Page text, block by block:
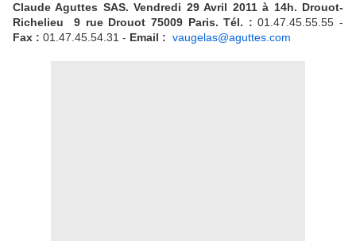
Claude Aguttes SAS. Vendredi 29 Avril 2011 à 14h. Drouot-
Richelieu 9 rue Drouot 75009 Paris.Tél. :01.47.45.55.55 -
Fax : 01.47.45.54.31 - Email : vaugelas@aguttes.com